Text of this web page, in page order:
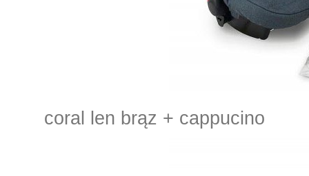
coral len brąz + cappucino